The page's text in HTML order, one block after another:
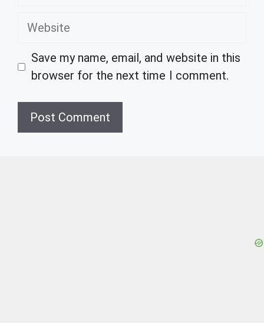
Website
Save my name, email, and website in this
browser for the next time I comment.